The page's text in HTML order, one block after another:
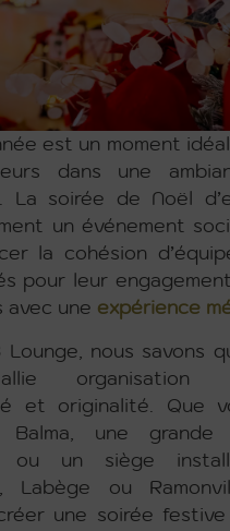
est un moment
dans une
La soirée de Noël
un événement
la cohésion
pour leur
avec une expérience
Lounge, nous savons
organisation
et originalité. Que
Balma, une grande
ou un siège
Labège ou
une soirée